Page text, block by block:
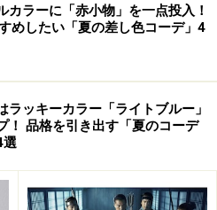
ュ・オフホワイト・ク
名は、アイボリーの他にもあ
ュ（beige）は、染色してない
黄色ないし茶色を表します。
カラーに「赤小物」を一点投入！
めしたい「夏の差し色コーデ」4
ラッキーカラー「ライトブルー」
！ 品格を引き出す「夏のコーデ
選